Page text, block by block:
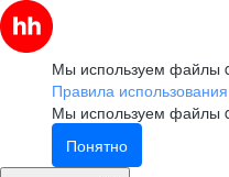
Мы используем файлы
Правила
Мы используем файлы
Понятно